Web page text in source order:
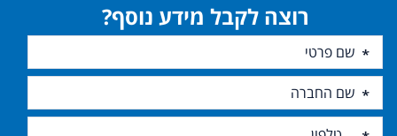
רוצה לקבל מידע נוסף?